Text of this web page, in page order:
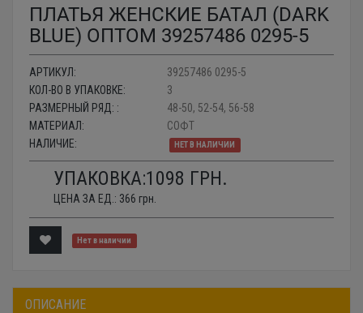
ПЛАТЬЯ ЖЕНСКИЕ БАТАЛ (DARK
BLUE) ОПТОМ 39257486 0295-5
АРТИКУЛ:
39257486 0295-5
КОЛ-ВО В УПАКОВКЕ:
3
РАЗМЕРНЫЙ РЯД: :
48-50, 52-54, 56-58
МАТЕРИАЛ:
СОФТ
НАЛИЧИЕ:
НЕТ В НАЛИЧИИ
УПАКОВКА:1098 ГРН.
ЦЕНА ЗА ЕД.: 366 грн.
Нет в наличии
ОПИСАНИЕ